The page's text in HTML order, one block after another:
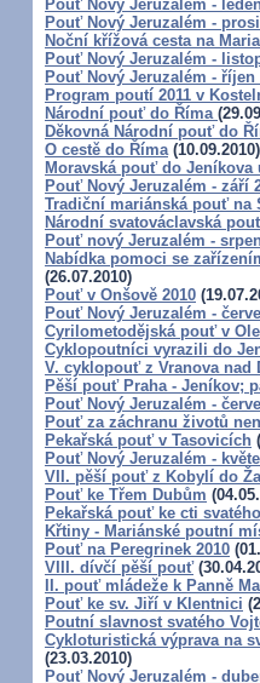
Pouť Nový Jeruzalém -
Pouť Nový Jeruzalém -
Noční křížová cesta na
Pouť Nový Jeruzalém -
Pouť Nový Jeruzalém - říjen
Program poutí 2011 v
Národní pouť do Říma
Děkovná Národní pouť do
O cestě do Říma(10.09.2010)
Moravská pouť do Jeníkova
Pouť Nový Jeruzalém - září
Tradiční mariánská pouť na
Národní svatováclavská
Pouť nový Jeruzalém -
Nabídka pomoci se
(26.07.2010)
Pouť v Onšově 2010
Pouť Nový Jeruzalém -
Cyrilometodějská pouť v
Cyklopoutníci vyrazili do
V. cyklopouť z Vranova nad
Pěší pouť Praha - Jeníkov;
Pouť Nový Jeruzalém -
Pouť za záchranu životů
Pekařská pouť v Tasovicích
Pouť Nový Jeruzalém -
VII. pěší pouť z Kobylí do
Pouť ke Třem Dubům
Pekařská pouť ke cti
Křtiny - Mariánské poutní
Pouť na Peregrinek 2010
VIII. dívčí pěší pouť
II. pouť mládeže k Panně
Pouť ke sv. Jiří v Klentnici
Poutní slavnost svatého
Cykloturistická výprava na
(23.03.2010)
Pouť Nový Jeruzalém -